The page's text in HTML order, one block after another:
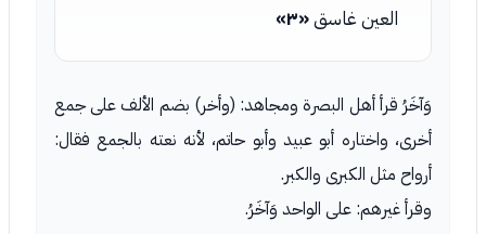
العين غاسق«٣»
وَآخَرُ قرأ أهل البصرة ومجاهد: (وأخر) بضم الألف على جمع
أخرى، واختاره أبو عبيد وأبو حاتم، لأنه نعته بالجمع فقال:
أرواح مثل الكبرى والكبر.
وقرأ غيرهم: على الواحد وَآخَرُ.